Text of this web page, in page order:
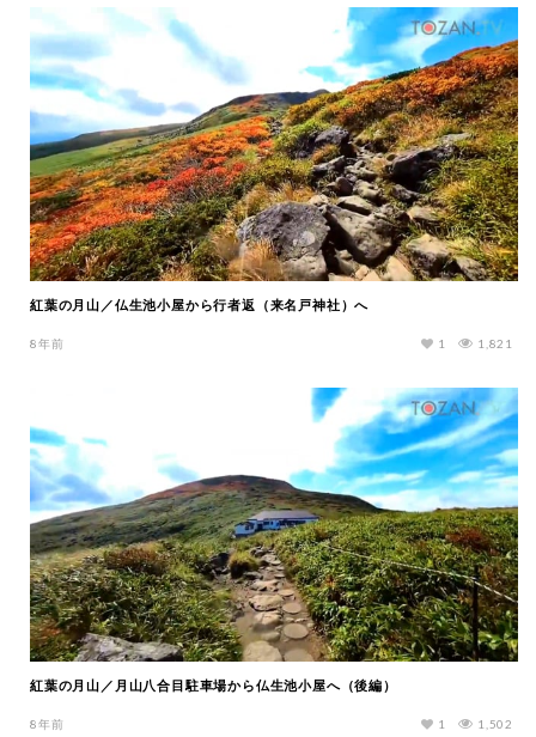
紅葉の月山／仏生池小屋から行者返（来名戸神社）へ
8年前 1,821
1
紅葉の月山／月山八合目駐車場から仏生池小屋へ（後編）
8年前 1,502
1